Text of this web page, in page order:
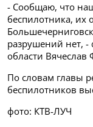
- Сообщаю, что
беспилотника, их
разрушений нет, -
области
По словам главы
беспилотников
фото: КТВ-ЛУЧ